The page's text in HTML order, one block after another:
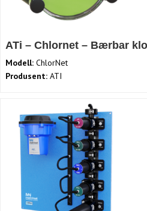
ATi – Chlornet – Bærbar
Modell: ChlorNet
Produsent: ATI